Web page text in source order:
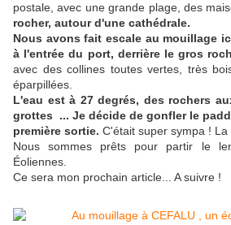
postale, avec une grande plage, des
rocher, autour d'une cathédrale.
Nous avons fait escale au mouillage
à l'entrée du port, derrière le gros
avec des collines toutes vertes, très
éparpillées.
L'eau est à 27 degrés, des rochers
grottes ... Je décide de gonfler le
première sortie. C'était super sympa ! La
Nous sommes prêts pour partir le
Éoliennes.
Ce sera mon prochain article... A suivre !